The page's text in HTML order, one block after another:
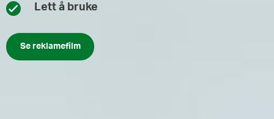
Lett å bruke
Se reklamefilm